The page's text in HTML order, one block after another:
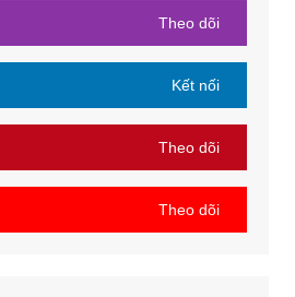
Theo dõi
Kết nối
Theo dõi
Theo dõi